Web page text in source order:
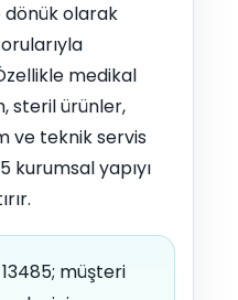
olarak
medikal
steril ürünler,
ve teknik servis
kurumsal yapıyı
13485; müşteri